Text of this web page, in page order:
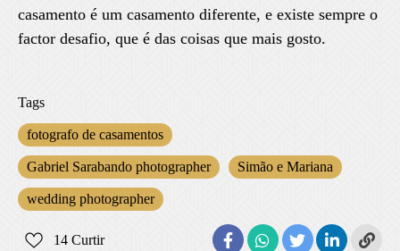
casamento é um casamento diferente, e existe sempre o
factor desafio, que é das coisas que mais gosto.
Tags
fotografo de casamentos
Gabriel Sarabando photographer Simão e Mariana
wedding photographer
14 Curtir